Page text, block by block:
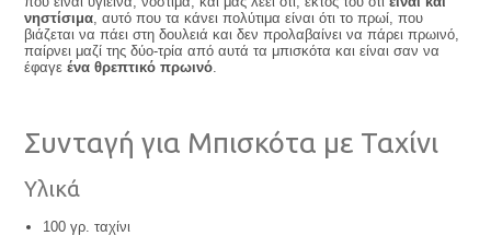
νηστίσιμα, αυτό που τα κάνει πολύτιμα είναι ότι το πρωί, που
βιάζεται να πάει στη δουλειά και δεν προλαβαίνει να πάρει πρωινό,
παίρνει μαζί της δύο-τρία από αυτά τα μπισκότα και είναι σαν να
έφαγεένα θρεπτικό πρωινό.
Συνταγή για Μπισκότα με Ταχίνι
Υλικά
100 γρ. ταχίνι